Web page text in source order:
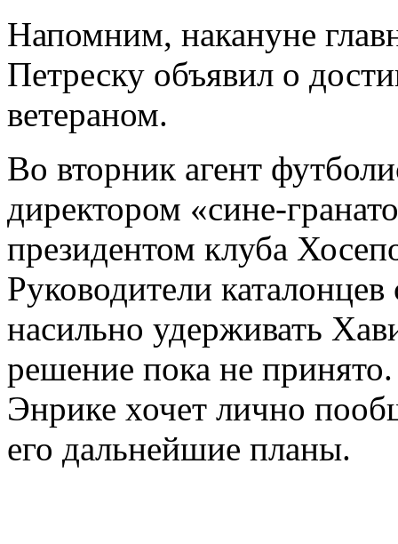
Напомним, накануне
Петреску объявил о
ветераном.
Во вторник агент
директором «сине-
президентом клуба
Руководители
насильно удерживать
решение пока не
Энрике хочет лично
его дальнейшие планы.